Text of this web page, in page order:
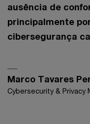
ausência de
principalmente
cibersegurança
Marco Tavares
Cybersecurity & Privacy